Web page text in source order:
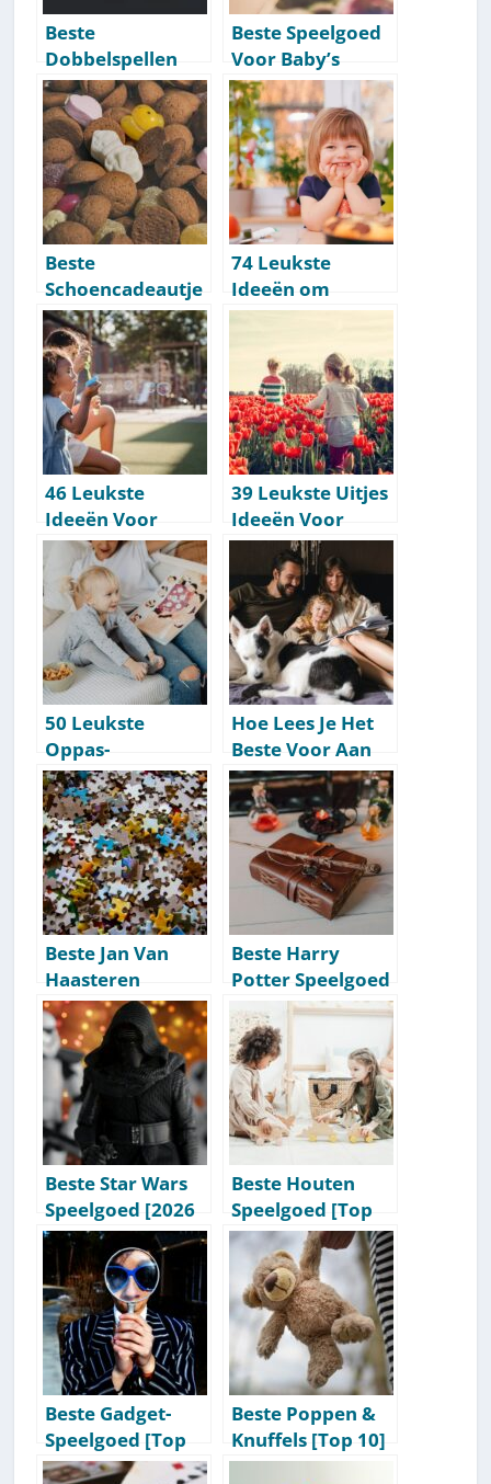
Beste
Dobbelspellen
Die Wij Aanraden:
Getest [Top 10]
Beste Speelgoed
Voor Baby’s
Onder 1 Jaar [Top
10]
Beste
Schoencadeautje
s Per Leeftijd &
Prijsklasse
[Ideeën&
Inspiratie]
74 Leukste
Ideeën om
Binnen Te Doen
[Activiteitenlijst]
46 Leukste
Ideeën Voor
Buiten Met
Kinderen
[Activiteitenlijst]
39 Leukste Uitjes
Ideeën Voor
Kinderen
[Activiteitenlijst]
50 Leukste
Oppas-
Activiteiten Om
Te Doen Met
Kinderen [Per
Leeftijd]
Hoe Lees Je Het
Beste Voor Aan
Kinderen? Zo
Dus! [Volg Deze
20+ Tips]
Beste Jan Van
Haasteren
Puzzels [Top 10]
[2026 Update]
Beste Harry
Potter Speelgoed
[Top 10] [2026
Update]
Beste Star Wars
Speelgoed [2026
Update] [Top 10]
Beste Houten
Speelgoed [Top
10] [2026 Update]
Beste Gadget-
Speelgoed [Top
10] [2026 Update]
Beste Poppen &
Knuffels [Top 10]
[2026 Update]